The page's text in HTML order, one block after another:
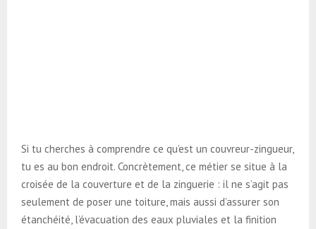
Si tu cherches à comprendre ce qu’est un couvreur-zingueur,
tu es au bon endroit. Concrètement, ce métier se situe à la
croisée de la couverture et de la zinguerie : il ne s’agit pas
seulement de poser une toiture, mais aussi d’assurer son
étanchéité, l’évacuation des eaux pluviales et la finition